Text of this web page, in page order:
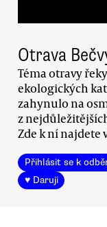
Otrava
Téma otravy
ekologických
zahynulo na
z
Zde k ní najdete
Přihlásit se k
♥ Daruji